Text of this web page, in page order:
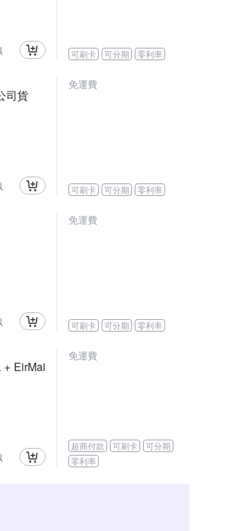
可刷卡 可分期 零利率
司貨
免運費
可刷卡 可分期 零利率
免運費
可刷卡 可分期 零利率
EirMai
免運費
超商付款 可刷卡
可分期
零利率